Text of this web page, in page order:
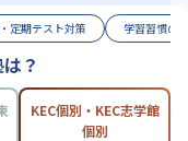
定期テスト対策 学習習慣の
？
KEC個別・KEC志学館
個別